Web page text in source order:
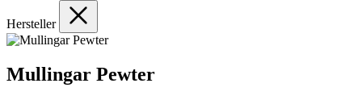
Hersteller
Mullingar Pewter